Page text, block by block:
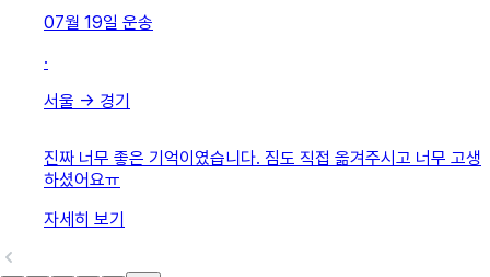
07월 19일 운송
·
서울 → 경기
진짜 너무 좋은 기억이였습니다. 짐도 직접 옮겨주시고 너무 고생
하셨어요ㅠ
자세히 보기